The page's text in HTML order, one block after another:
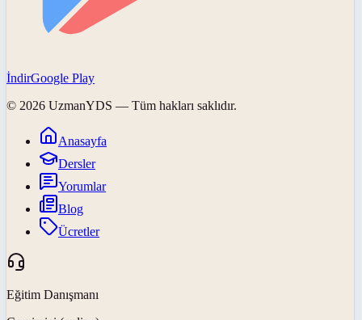
İndirGoogle Play
© 2026 UzmanYDS — Tüm hakları saklıdır.
Anasayfa
Dersler
Yorumlar
Blog
Ücretler
Eğitim Danışmanı